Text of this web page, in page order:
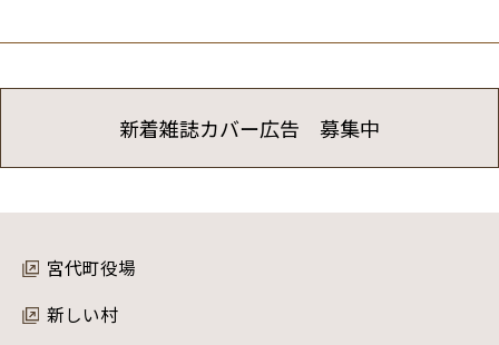
新着雑誌カバー広告 募集中
宮代町役場
新しい村